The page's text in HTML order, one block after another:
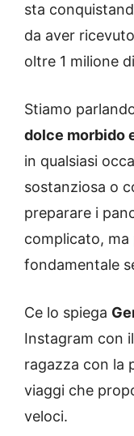
sta
da aver
oltre 1 milione
Stiamo
dolce morbido
in qualsiasi
sostanziosa o
preparare i
complicato,
fondamentale
Ce lo spiega
Instagram con
ragazza con la
viaggi che
veloci.